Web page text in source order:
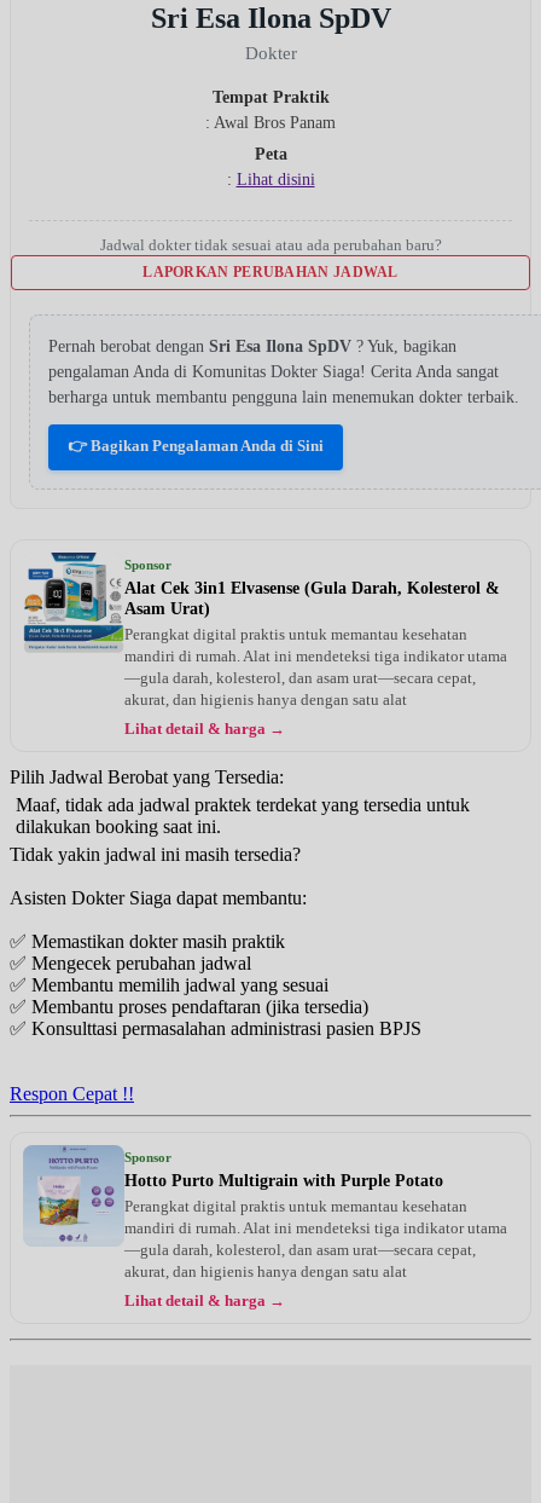
Sri Esa Ilona SpDV
Dokter
Tempat Praktik
: Awal Bros Panam
Peta
: Lihat disini
Jadwal dokter tidak sesuai atau ada perubahan baru?
LAPORKAN PERUBAHAN JADWAL
Pernah berobat dengan Sri Esa Ilona SpDV ? Yuk, bagikan
pengalaman Anda di Komunitas Dokter Siaga! Cerita Anda sangat
berharga untuk membantu pengguna lain menemukan dokter terbaik.
👉 Bagikan Pengalaman Anda di Sini
Sponsor
Alat Cek 3in1 Elvasense (Gula Darah, Kolesterol &
Asam Urat)
Perangkat digital praktis untuk memantau kesehatan
mandiri di rumah. Alat ini mendeteksi tiga indikator utama
—gula darah, kolesterol, dan asam urat—secara cepat,
akurat, dan higienis hanya dengan satu alat
Lihat detail & harga →
Pilih Jadwal Berobat yang Tersedia:
Maaf, tidak ada jadwal praktek terdekat yang tersedia untuk
dilakukan booking saat ini.
Tidak yakin jadwal ini masih tersedia?
Asisten Dokter Siaga dapat membantu:
✅ Memastikan dokter masih praktik
✅ Mengecek perubahan jadwal
✅ Membantu memilih jadwal yang sesuai
✅ Membantu proses pendaftaran (jika tersedia)
✅ Konsulttasi permasalahan administrasi pasien BPJS
Respon Cepat !!
Sponsor
Hotto Purto Multigrain with Purple Potato
Perangkat digital praktis untuk memantau kesehatan
mandiri di rumah. Alat ini mendeteksi tiga indikator utama
—gula darah, kolesterol, dan asam urat—secara cepat,
akurat, dan higienis hanya dengan satu alat
Lihat detail & harga →